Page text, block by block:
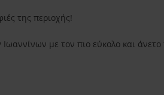
της περιοχής!
με τον πιο εύκολο και άνετο